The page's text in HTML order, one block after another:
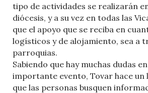
tipo de actividades se realizarán
diócesis, y a su vez en todas las
que el apoyo que se reciba en
logísticos y de alojamiento, sea a
parroquias.
Sabiendo que hay muchas dudas
importante evento, Tovar hace un
que las personas busquen